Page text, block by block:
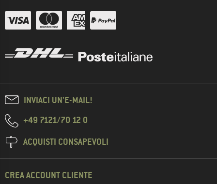
INVIACI UN'E-MAIL!
+49 7121/70 12 0
ACQUISTI CONSAPEVOLI
CREA ACCOUNT CLIENTE